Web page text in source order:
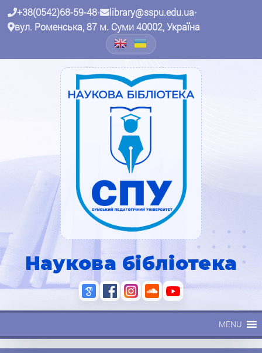
+38(0542)68-59-48• library@sspu.edu.ua•
вул. Роменська, 87 м. Суми 40002, Україна
Наукова бібліотека
MENU